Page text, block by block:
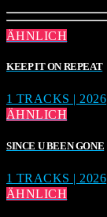
ÄHNLICH
KEEP IT ON REPEAT
1 TRACKS | 2026
ÄHNLICH
SINCE U BEEN GONE
1 TRACKS | 2026
ÄHNLICH